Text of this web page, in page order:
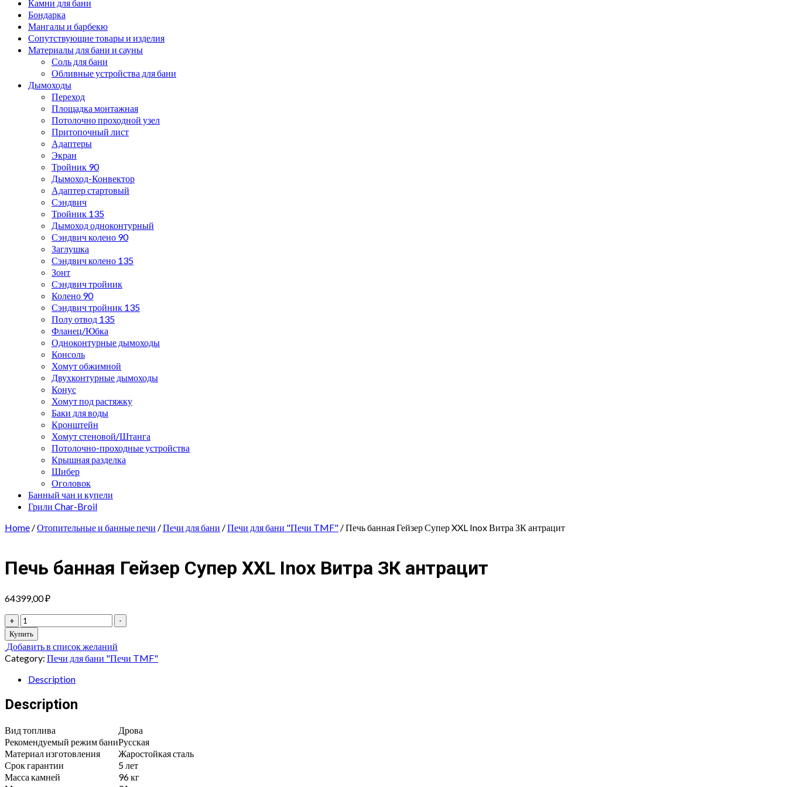
Камни для бани
Бондарка
Мангалы и барбекю
Сопутствующие товары и изделия
Материалы для бани и сауны
Соль для бани
Обливные устройства для бани
Дымоходы
Переход
Площадка монтажная
Потолочно проходной узел
Притопочный лист
Адаптеры
Экран
Тройник 90
Дымоход-Конвектор
Адаптер стартовый
Сэндвич
Тройник 135
Дымоход одноконтурный
Сэндвич колено 90
Заглушка
Сэндвич колено 135
Зонт
Сэндвич тройник
Колено 90
Сэндвич тройник 135
Полу отвод 135
Фланец/Юбка
Одноконтурные дымоходы
Консоль
Хомут обжимной
Двухконтурные дымоходы
Конус
Хомут под растяжку
Баки для воды
Кронштейн
Хомут стеновой/Штанга
Потолочно-проходные устройства
Крышная разделка
Шибер
Оголовок
Банный чан и купели
Грили Char-Broil
Home /Отопительные и банные печи /Печи для бани /Печи для бани "Печи TMF" / Печь банная Гейзер Супер XXL Inox Витра ЗК антрацит
Печь банная Гейзер Супер XXL Inox Витра ЗК антрацит
64399,00₽
+
Печь
банная
Гейзер
Супер
XXL
Inox
ЗК
антрацит
-
Купить
Добавить в список желаний
Category: Печи для бани "Печи TMF"
Description
Description
Вид топлива
Дрова
Рекомендуемый режим баниРусская
Материал изготовления
Жаростойкая сталь
Срок гарантии
5 лет
Масса камней
96 кг